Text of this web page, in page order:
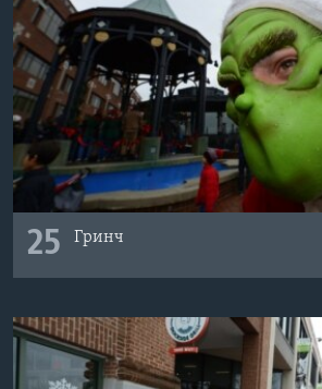
25 Гринч